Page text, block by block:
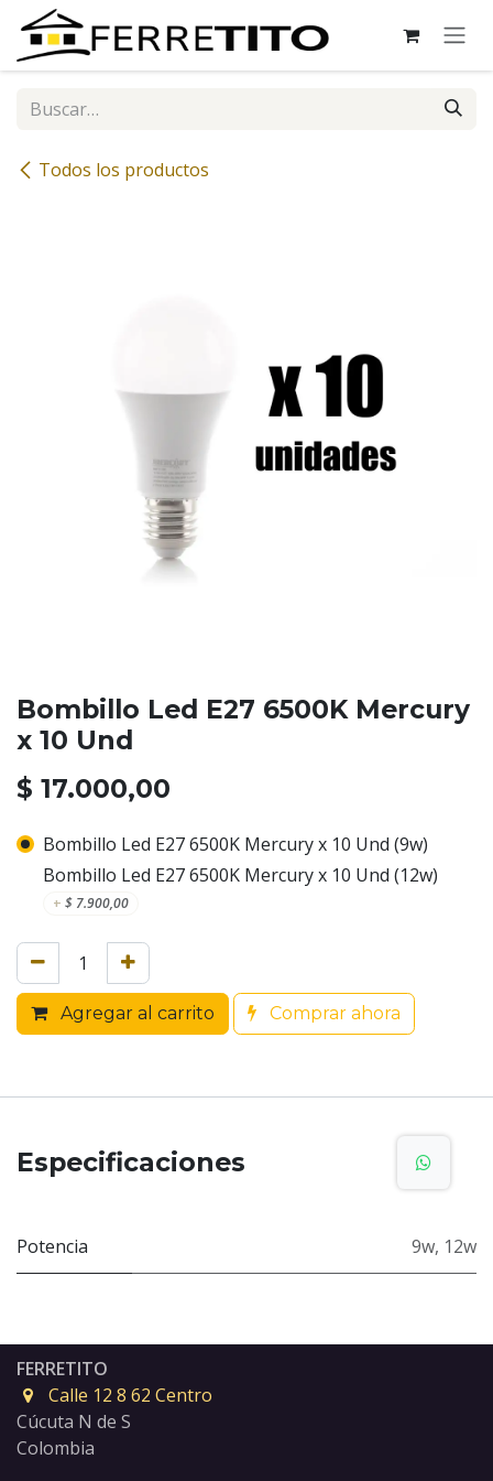
Ir al contenido
Todos los productos
Bombillo Led E27 6500K Mercury
x 10 Und
$ 17.000,00
Bombillo Led E27 6500K Mercury x 10 Und (9w)
Bombillo Led E27 6500K Mercury x 10 Und (12w)
+ $ 7.900,00
Agregar al carrito Comprar ahora
Especificaciones
Potencia 9w, 12w
FERRETITO
Calle 12 8 62 Centro
Cúcuta N de S
Colombia